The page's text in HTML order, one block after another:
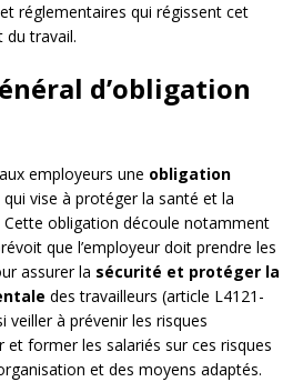
réglementaires qui régissent cet
du travail.
d’obligation
employeurs une obligation
qui vise à protéger la santé et la
Cette obligation découle notamment
que l’employeur doit prendre les
assurer la sécurité et protéger la
des travailleurs (article L4121-
veiller à prévenir les risques
former les salariés sur ces risques
et des moyens adaptés.